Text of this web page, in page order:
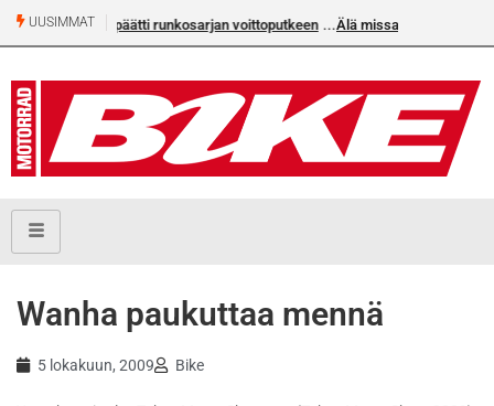
UUSIMMAT
voittoputkeen
Älä missaa tämän kesän suurta Bike-
Wanha paukuttaa mennä
5 lokakuun, 2009 Bike